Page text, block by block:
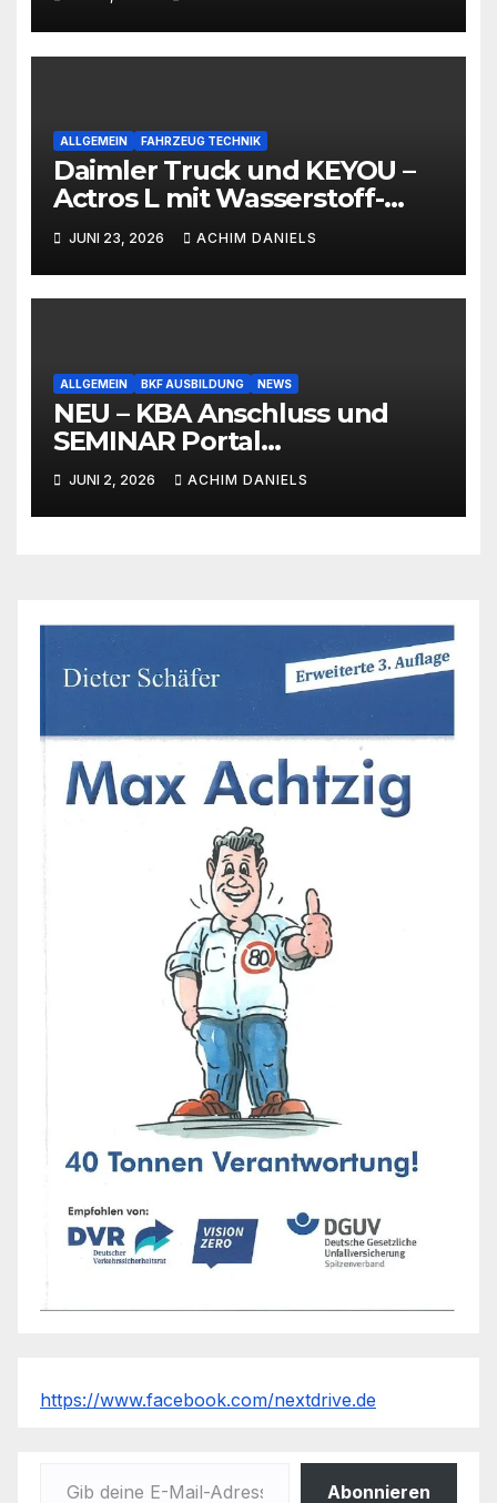
ALLGEMEIN FAHRZEUG TECHNIK
Daimler Truck und KEYOU –
Actros L mit Wasserstoff-
Verbrennermotor
JUNI 23, 2026 ACHIM DANIELS
ALLGEMEIN BKF AUSBILDUNG NEWS
NEU – KBA Anschluss und
SEMINAR Portal
AKTIONSPREISE!!! Bis zu 50%
RABATT
JUNI 2, 2026 ACHIM DANIELS
https://www.facebook.com/nextdrive.de
Abonnieren